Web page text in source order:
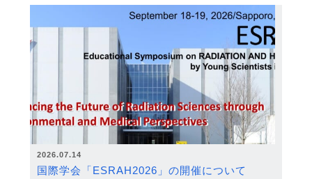
2026.07.14
国際学会「ESRAH2026」の開催について